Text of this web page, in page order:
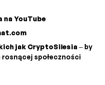
na YouTube
jak CryptoSilesia – by
społeczności